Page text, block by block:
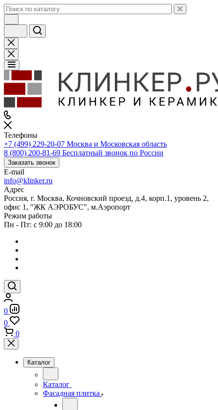
Телефоны
+7 (499) 229-20-07 Москва и Московская область
8 (800) 200-81-69 Бесплатный звонок по России
Заказать звонок
E-mail
info@klinker.ru
Адрес
Россия, г. Москва, Кочновский проезд, д.4, корп.1, уровень 2,
офис 1, "ЖК АЭРОБУС", м.Аэропорт
Режим работы
Пн - Пт: с 9:00 до 18:00
0
0
0
Каталог
Каталог
Фасадная плитка